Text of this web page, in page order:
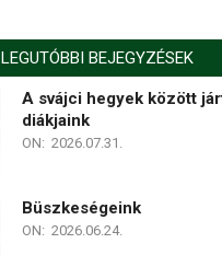
LEGUTÓBBI BEJEGYZÉSEK
A svájci hegyek között
diákjaink
ON: 2026.07.31.
Büszkeségeink
ON: 2026.06.24.